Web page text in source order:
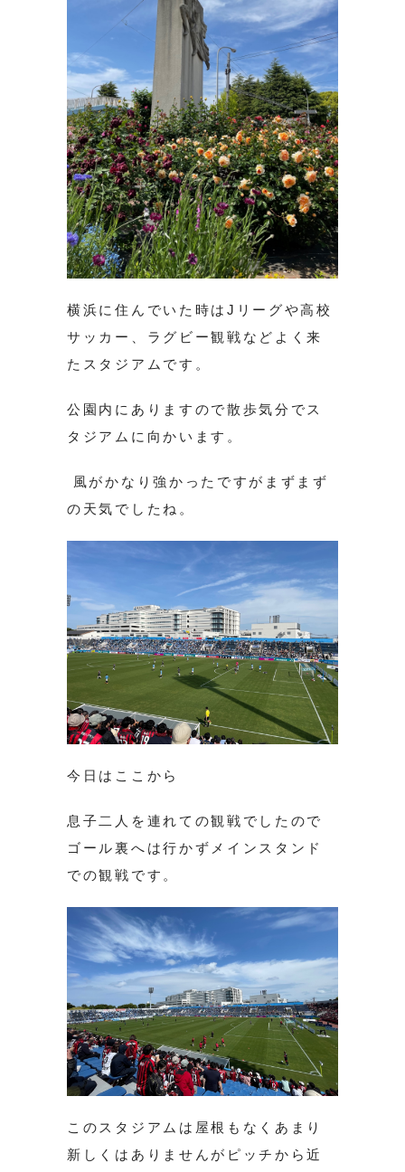
横浜に住んでいた時はJリーグや高校
サッカー、ラグビー観戦などよく来
たスタジアムです。
公園内にありますので散歩気分でス
タジアムに向かいます。
風がかなり強かったですがまずまず
の天気でしたね。
今日はここから
息子二人を連れての観戦でしたので
ゴール裏へは行かずメインスタンド
での観戦です。
このスタジアムは屋根もなくあまり
新しくはありませんがピッチから近